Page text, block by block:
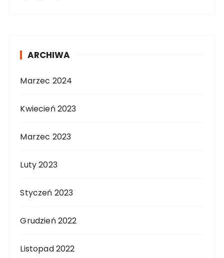
ARCHIWA
Marzec 2024
Kwiecień 2023
Marzec 2023
Luty 2023
Styczeń 2023
Grudzień 2022
Listopad 2022